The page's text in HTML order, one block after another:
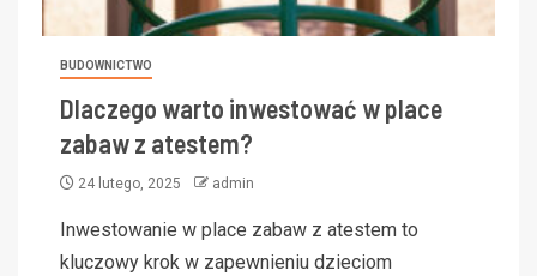
BUDOWNICTWO
Dlaczego warto inwestować w place
zabaw z atestem?
24 lutego, 2025 admin
Inwestowanie w place zabaw z atestem to
kluczowy krok w zapewnieniu dzieciom